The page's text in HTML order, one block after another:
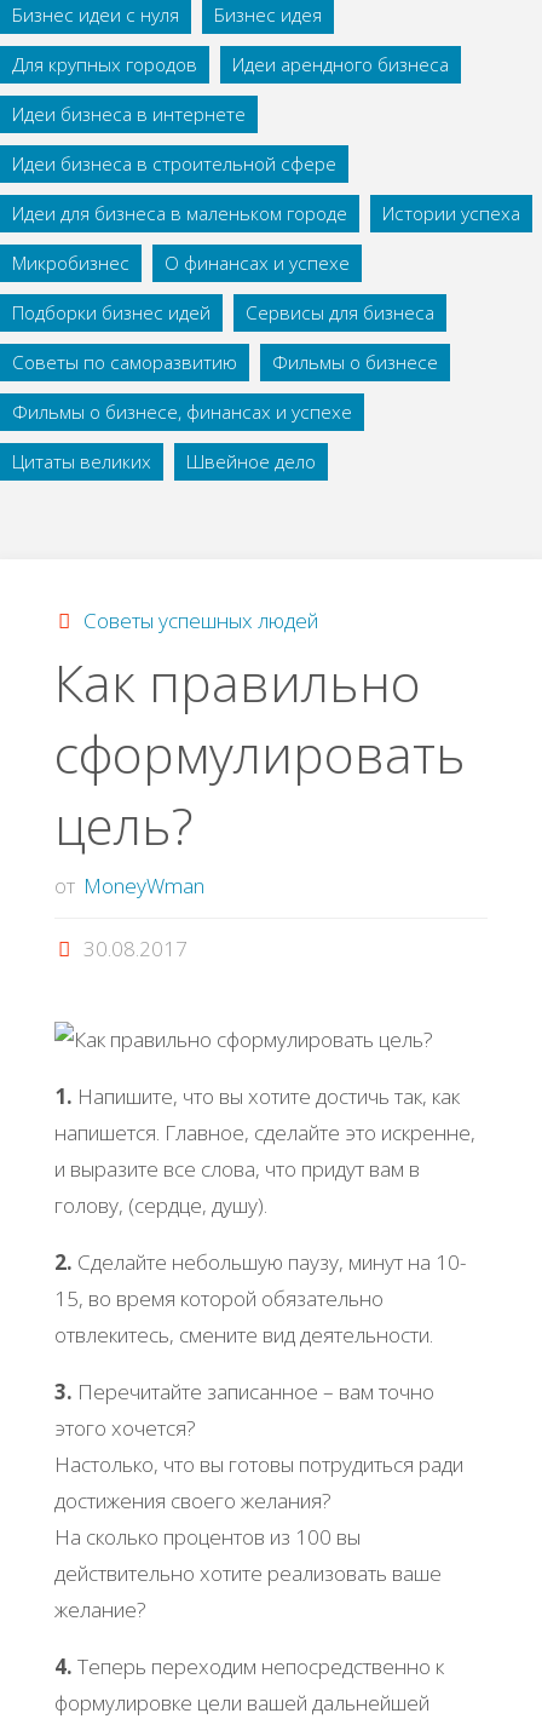
Бизнес идеи с нуля
Бизнес идея
Для крупных городов
Идеи арендного бизнеса
Идеи бизнеса в интернете
Идеи бизнеса в строительной сфере
Идеи для бизнеса в маленьком городе
Истории успеха
Микробизнес
О финансах и успехе
Подборки бизнес идей
Сервисы для бизнеса
Советы по саморазвитию
Фильмы о бизнесе
Фильмы о бизнесе, финансах и успехе
Цитаты великих
Швейное дело
Советы успешных людей
Как правильно
сформулировать
цель?
от MoneyWman
30.08.2017
1. Напишите, что вы хотите достичь так, как
напишется. Главное, сделайте это искренне,
и выразите все слова, что придут вам в
голову, (сердце, душу).
2. Сделайте небольшую паузу, минут на 10-
15, во время которой обязательно
отвлекитесь, смените вид деятельности.
3. Перечитайте записанное – вам точно
этого хочется?
Настолько, что вы готовы потрудиться ради
достижения своего желания?
На сколько процентов из 100 вы
действительно хотите реализовать ваше
желание?
4. Теперь переходим непосредственно к
формулировке цели вашей дальнейшей